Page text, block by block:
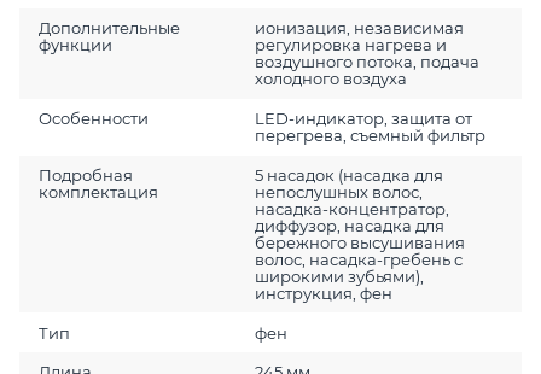
Дополнительные
функции
ионизация, независимая
регулировка нагрева и
воздушного потока, подача
холодного воздуха
Особенности
LED-индикатор, защита от
перегрева, съемный фильтр
Подробная
комплектация
5 насадок (насадка для
непослушных волос,
насадка-концентратор,
диффузор, насадка для
бережного высушивания
волос, насадка-гребень с
широкими зубьями),
инструкция, фен
Тип фен